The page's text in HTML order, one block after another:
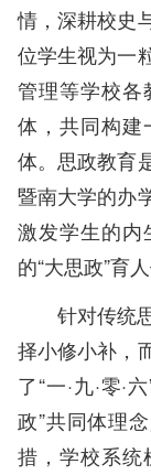
情，深耕校史
位学生视为一
管理等学校各
体，共同构建
体。思政教育
暨南大学的办
激发学生的内
的“大思政”育人
针对传统
择小修小补，
了“一·九·零·
政”共同体理
措，学校系统